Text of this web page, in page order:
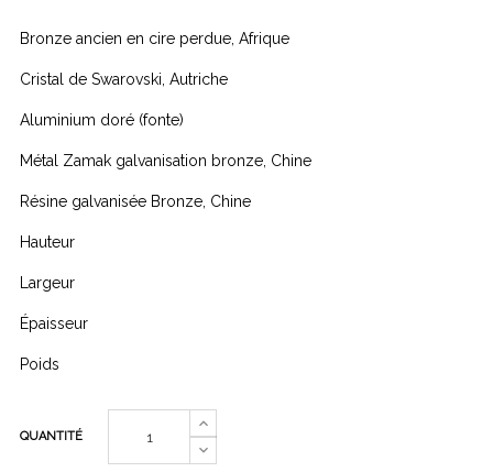
Bronze ancien en cire perdue, Afrique
Cristal de Swarovski, Autriche
Aluminium doré (fonte)
Métal Zamak galvanisation bronze, Chine
Résine galvanisée Bronze, Chine
Hauteur
Largeur
Épaisseur
Poids
QUANTITÉ